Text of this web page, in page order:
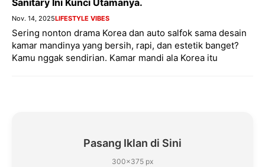
Sanitary Ini Kunci Utamanya.
Nov. 14, 2025LIFESTYLE VIBES
Sering nonton drama Korea dan auto salfok sama desain
kamar mandinya yang bersih, rapi, dan estetik banget?
Kamu nggak sendirian. Kamar mandi ala Korea itu
Pasang Iklan di Sini
300×375 px